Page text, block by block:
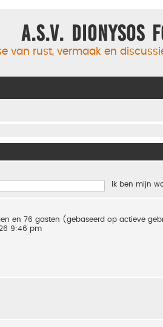
A.S.V. Dionysos
van rust, vermaak en
Ik ben mijn
en 76 gasten (gebaseerd op actieve
9:46 pm